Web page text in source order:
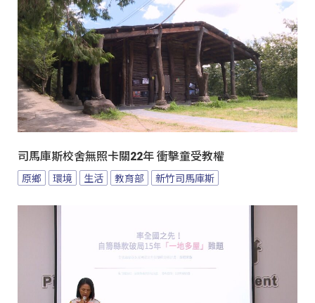
司馬庫斯校舍無照卡關22年 衝擊童受教權
原鄉 環境 生活 教育部 新竹司馬庫斯